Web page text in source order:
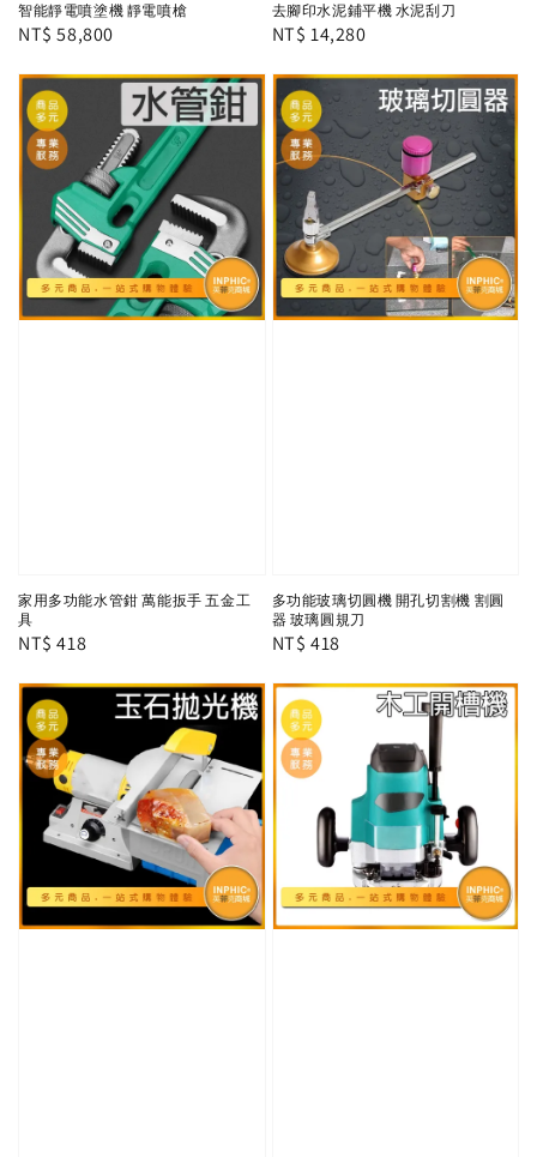
智能靜電噴塗機 靜電噴槍
Regular
NT$ 58,800
去腳印水泥鋪平機 水泥刮刀
Regular
NT$ 14,280
家用多功能水管鉗 萬能扳手 五金工
具
Regular
NT$ 418
多功能玻璃切圓機 開孔切割機 割圓
器 玻璃圓規刀
Regular
NT$ 418